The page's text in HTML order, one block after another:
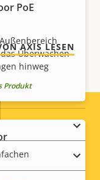
Ja
IK10
PoE
Überwachen
hinweg
Produkt
AXIS LESEN